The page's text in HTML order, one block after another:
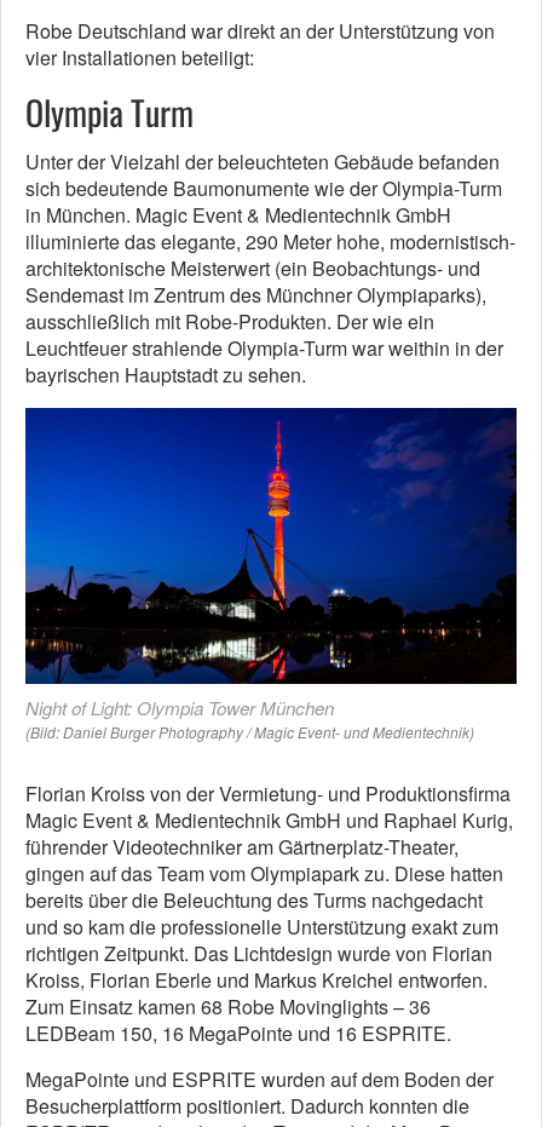
Robe Deutschland war direkt an der Unterstützung von
vier Installationen beteiligt:
Olympia Turm
Unter der Vielzahl der beleuchteten Gebäude befanden
sich bedeutende Baumonumente wie der Olympia-Turm
in München. Magic Event & Medientechnik GmbH
illuminierte das elegante, 290 Meter hohe, modernistisch-
architektonische Meisterwert (ein Beobachtungs- und
Sendemast im Zentrum des Münchner Olympiaparks),
ausschließlich mit Robe-Produkten. Der wie ein
Leuchtfeuer strahlende Olympia-Turm war weithin in der
bayrischen Hauptstadt zu sehen.
Night of Light: Olympia Tower München
(Bild: Daniel Burger Photography / Magic Event- und Medientechnik)
Florian Kroiss von der Vermietung- und Produktionsfirma
Magic Event & Medientechnik GmbH und Raphael Kurig,
führender Videotechniker am Gärtnerplatz-Theater,
gingen auf das Team vom Olympiapark zu. Diese hatten
bereits über die Beleuchtung des Turms nachgedacht
und so kam die professionelle Unterstützung exakt zum
richtigen Zeitpunkt. Das Lichtdesign wurde von Florian
Kroiss, Florian Eberle und Markus Kreichel entworfen.
Zum Einsatz kamen 68 Robe Movinglights – 36
LEDBeam 150, 16 MegaPointe und 16 ESPRITE.
MegaPointe und ESPRITE wurden auf dem Boden der
Besucherplattform positioniert. Dadurch konnten die